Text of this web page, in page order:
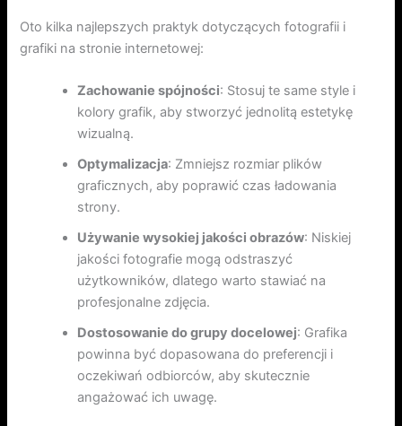
Oto kilka najlepszych praktyk dotyczących fotografii i
grafiki na stronie internetowej:
Zachowanie spójności: Stosuj te same style i
kolory grafik, aby stworzyć jednolitą estetykę
wizualną.
Optymalizacja: Zmniejsz rozmiar plików
graficznych, aby poprawić czas ładowania
strony.
Używanie wysokiej jakości obrazów: Niskiej
jakości fotografie mogą odstraszyć
użytkowników, dlatego warto stawiać na
profesjonalne zdjęcia.
Dostosowanie do grupy docelowej: Grafika
powinna być dopasowana do preferencji i
oczekiwań odbiorców, aby skutecznie
angażować ich uwagę.